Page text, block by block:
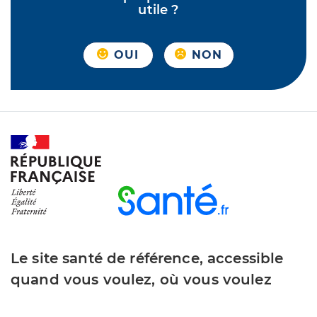
utile ?
OUI NON
Le site santé de référence, accessible
quand vous voulez, où vous voulez